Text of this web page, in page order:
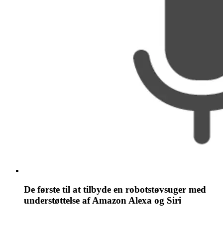
De første til at tilbyde en robotstøvsuger med
understøttelse af Amazon Alexa og Siri